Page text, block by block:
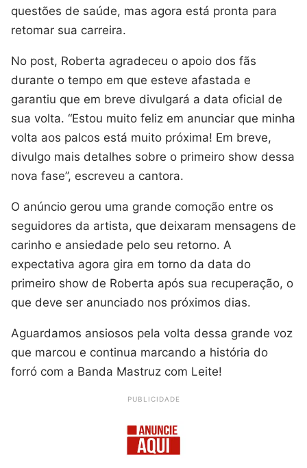
questões de saúde, mas agora está pronta para
retomar sua carreira.
No post, Roberta agradeceu o apoio dos fãs
durante o tempo em que esteve afastada e
garantiu que em breve divulgará a data oficial de
sua volta. “Estou muito feliz em anunciar que minha
volta aos palcos está muito próxima! Em breve,
divulgo mais detalhes sobre o primeiro show dessa
nova fase”, escreveu a cantora.
O anúncio gerou uma grande comoção entre os
seguidores da artista, que deixaram mensagens de
carinho e ansiedade pelo seu retorno. A
expectativa agora gira em torno da data do
primeiro show de Roberta após sua recuperação, o
que deve ser anunciado nos próximos dias.
Aguardamos ansiosos pela volta dessa grande voz
que marcou e continua marcando a história do
forró com a Banda Mastruz com Leite!
PUBLICIDADE